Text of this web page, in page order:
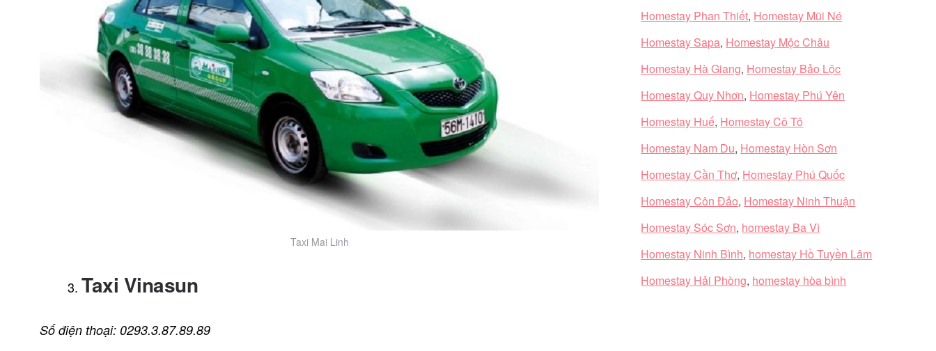
Taxi Mai Linh
Taxi Vinasun
Số điện thoại: 0293.3.87.89.89
Homestay Phan Thiết, Homestay Mũi Né
Homestay Sapa, Homestay Mộc Châu
Homestay Hà Giang, Homestay Bảo Lộc
Homestay Quy Nhơn, Homestay Phú Yên
Homestay Huế, Homestay Cô Tô
Homestay Nam Du, Homestay Hòn Sơn
Homestay Cần Thơ, Homestay Phú Quốc
Homestay Côn Đảo, Homestay Ninh Thuận
Homestay Sóc Sơn, homestay Ba Vì
Homestay Ninh Bình, homestay Hồ Tuyền Lâm
Homestay Hải Phòng, homestay hòa bình